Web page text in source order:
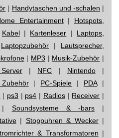
| Handytaschen und -schalen |
Entertainment| Hotspots,
Kabel| Kartenleser | Laptops,
Laptopzubehör | Lautsprecher,
| MP3 | Musik-Zubehör |
| NFC | Nintendo|
| PC-Spiele | PDA|
| ps3 | ps4 | Radios| Receiver |
Soundsysteme & -bars|
| Stoppuhren & Wecker|
& Transformatoren |